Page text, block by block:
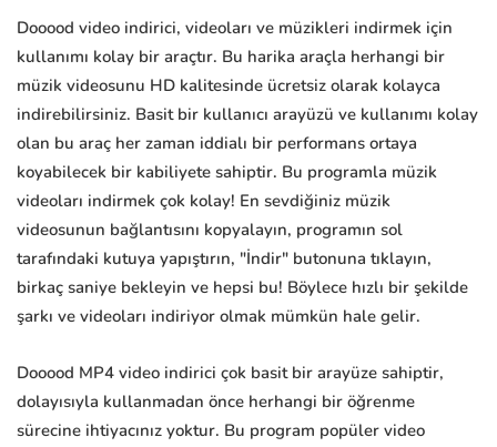
Dooood video indirici, videoları ve müzikleri indirmek için
kullanımı kolay bir araçtır. Bu harika araçla herhangi bir
müzik videosunu HD kalitesinde ücretsiz olarak kolayca
indirebilirsiniz. Basit bir kullanıcı arayüzü ve kullanımı kolay
olan bu araç her zaman iddialı bir performans ortaya
koyabilecek bir kabiliyete sahiptir. Bu programla müzik
videoları indirmek çok kolay! En sevdiğiniz müzik
videosunun bağlantısını kopyalayın, programın sol
tarafındaki kutuya yapıştırın, "İndir" butonuna tıklayın,
birkaç saniye bekleyin ve hepsi bu! Böylece hızlı bir şekilde
şarkı ve videoları indiriyor olmak mümkün hale gelir.
Dooood MP4 video indirici çok basit bir arayüze sahiptir,
dolayısıyla kullanmadan önce herhangi bir öğrenme
sürecine ihtiyacınız yoktur. Bu program popüler video